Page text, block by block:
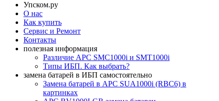
Упском.ру
О нас
Как купить
Сервис и Ремонт
Контакты
полезная информация
Различие APC SMC1000i и SMT1000i
Типы ИБП. Как выбрать?
замена батарей в ИБП самостоятельно
Замена батарей в APC SUA1000i (RBC6) в
картинках